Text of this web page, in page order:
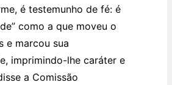
é testemunho de fé: é
como a que moveu o
e marcou sua
imprimindo-lhe caráter e
a Comissão